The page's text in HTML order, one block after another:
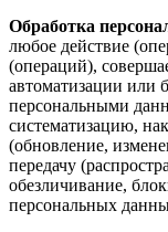
Обработка
любое действие
(операций),
автоматизации или
персональными
систематизацию,
(обновление,
передачу
обезличивание,
персональных